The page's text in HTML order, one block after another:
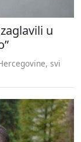
u
svi